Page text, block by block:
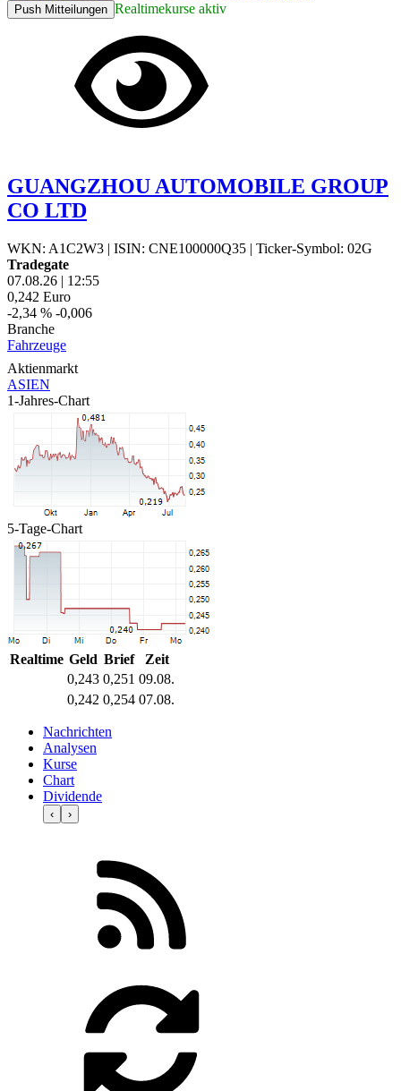
Push Mitteilungen Realtimekurse aktiv
GUANGZHOU AUTOMOBILE GROUP
CO LTD
WKN: A1C2W3 | ISIN: CNE100000Q35 | Ticker-Symbol: 02G
Tradegate
07.08.26 | 12:55
0,242 Euro
-2,34 % -0,006
Branche
Fahrzeuge
Aktienmarkt
ASIEN
1-Jahres-Chart
5-Tage-Chart
Realtime Geld Brief
Zeit
0,243 0,251 09.08.
0,242 0,254 07.08.
Nachrichten
Analysen
Kurse
Chart
Dividende
‹ ›